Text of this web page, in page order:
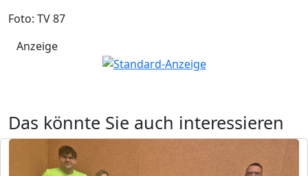
Foto: TV 87
Anzeige
Das könnte Sie auch interessieren